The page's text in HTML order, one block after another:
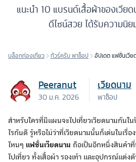
แนะนำ 10 แบรนด์เสื้อผ้าของเวี
ดีไซน์สวย ได้รับความนิย
บล็อกท่องเที่ยว ทัวร์ครับ พาช็อป
อัปเดต แฟชั่นเวี
Peeranut
30 ม.ค. 2026
เวียดนาม
พาช็อป
สำหรับใครที่มีแผนจะไปเที่ยวเวียดนามกันใ
ไรกันดี รู้หรือไม่ว่าที่เวียดนามนั้นก็เด่นในเรื่
ไหนๆ แฟชั่นเวียดนาม ถือเป็นอีกหนึ่งสินค้าที่
ไปเที่ยว ทั้งเสื้อผ้า รองเท้า และอุปกรณ์แต่ง